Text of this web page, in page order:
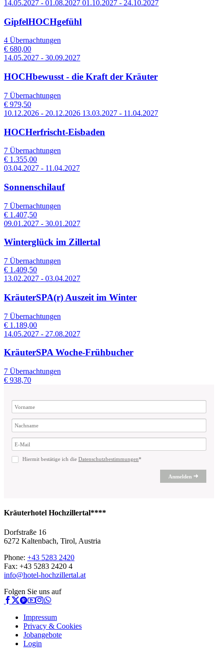
14.05.2027 - 01.08.2027 01.10.2027 - 24.10.2027
GipfelHOCHgefühl
4 Übernachtungen
€ 680,00
14.05.2027 - 30.09.2027
HOCHbewusst - die Kraft der Kräuter
7 Übernachtungen
€ 979,50
10.12.2026 - 20.12.2026 13.03.2027 - 11.04.2027
HOCHerfrischt-Eisbaden
7 Übernachtungen
€ 1.355,00
03.04.2027 - 11.04.2027
Sonnenschilauf
7 Übernachtungen
€ 1.407,50
09.01.2027 - 30.01.2027
Winterglück im Zillertal
7 Übernachtungen
€ 1.409,50
13.02.2027 - 03.04.2027
KräuterSPA(r) Auszeit im Winter
7 Übernachtungen
€ 1.189,00
14.05.2027 - 27.08.2027
KräuterSPA Woche-Frühbucher
7 Übernachtungen
€ 938,70
Hiermit bestätige ich die Datenschutzbestimmungen*
Anmelden
Kräuterhotel Hochzillertal****
Dorfstraße 16
6272 Kaltenbach, Tirol, Austria
Phone: +43 5283 2420
Fax: +43 5283 2420 4
info@hotel-hochzillertal.at
Folgen Sie uns auf
Impressum
Privacy & Cookies
Jobangebote
Login